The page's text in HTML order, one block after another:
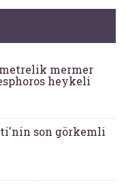
metrelik mermer
heykeli
son görkemli